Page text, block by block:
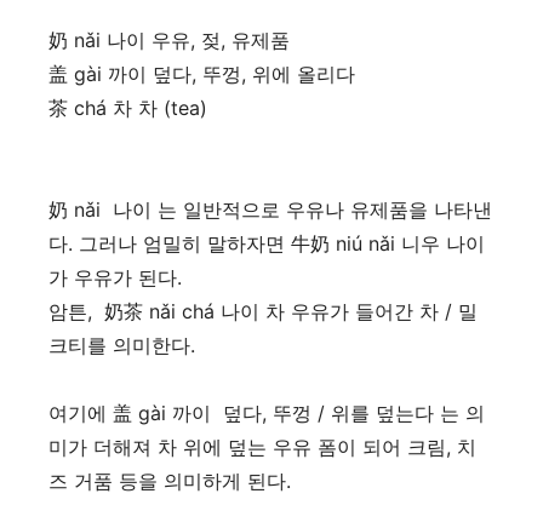
奶 nǎi 나이 우유, 젖, 유제품
盖 gài 까이 덮다, 뚜껑, 위에 올리다
茶 chá 차 차 (tea)
奶 nǎi 나이 는 일반적으로 우유나 유제품을 나타낸
다. 그러나 엄밀히 말하자면 牛奶 niú nǎi 니우 나이
가 우유가 된다.
암튼, 奶茶 nǎi chá 나이 차 우유가 들어간 차 / 밀
크티를 의미한다.
여기에 盖 gài 까이 덮다, 뚜껑 / 위를 덮는다 는 의
미가 더해져 차 위에 덮는 우유 폼이 되어 크림, 치
즈 거품 등을 의미하게 된다.